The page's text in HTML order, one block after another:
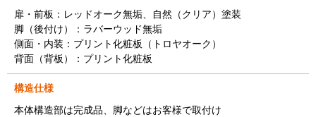
扉・前板：レッドオーク無垢、自然（クリア）塗装
脚（後付け）：ラバーウッド無垢
側面・内装：プリント化粧板（トロヤオーク）
背面（背板）：プリント化粧板
構造仕様
本体構造部は完成品、脚などはお客様で取付け